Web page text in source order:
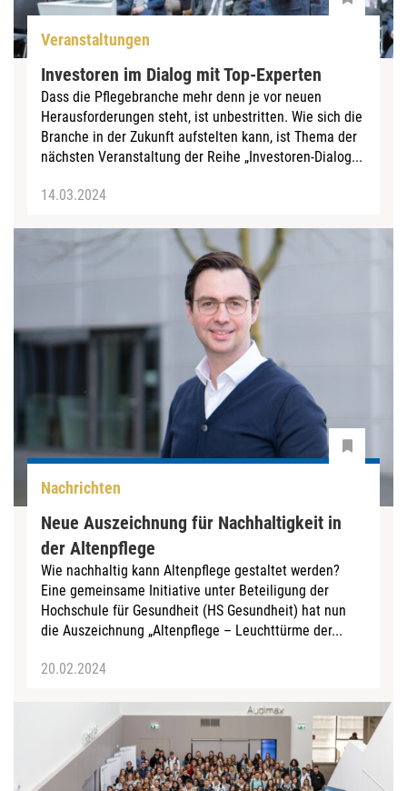
Veranstaltungen
Investoren im Dialog mit Top-Experten
Dass die Pflegebranche mehr denn je vor neuen
Herausforderungen steht, ist unbestritten. Wie sich die
Branche in der Zukunft aufstelten kann, ist Thema der
nächsten Veranstaltung der Reihe „Investoren-Dialog...
14.03.2024
Nachrichten
Neue Auszeichnung für Nachhaltigkeit in
der Altenpflege
Wie nachhaltig kann Altenpflege gestaltet werden?
Eine gemeinsame Initiative unter Beteiligung der
Hochschule für Gesundheit (HS Gesundheit) hat nun
die Auszeichnung „Altenpflege – Leuchttürme der...
20.02.2024